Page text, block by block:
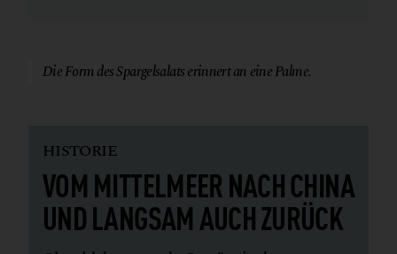
Die Form des Spargelsalats erinnert an eine Palme.
HISTORIE
VOM MITTELMEER NACH CHINA
UND LANGSAM AUCH ZURÜCK